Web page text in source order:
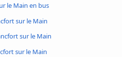
le Main en bus
sur le Main
sur le Main
sur le Main